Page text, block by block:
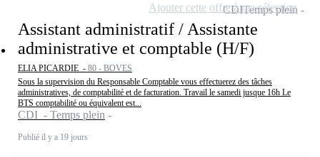
Assistant administratif / Assistante
administrative et comptable (H/F)
ELIA PICARDIE - 80 - BOVES
Sous la supervision du Responsable Comptable vous effectuerez des tâches
administratives, de comptabilité et de facturation. Travail le samedi jusque 16h Le
BTS comptabilité ou équivalent est...
CDI - Temps plein
Publié il y a 19 jours
CDITemps plein
Ajouter cette offre à ma sélection